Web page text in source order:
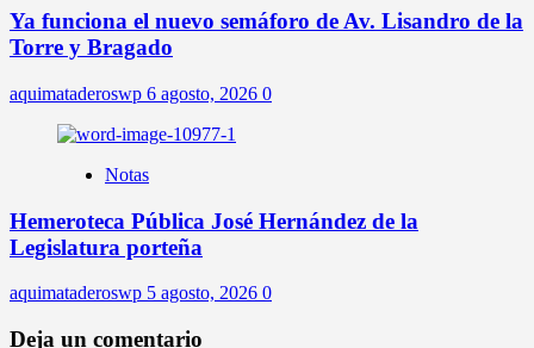
Ya funciona el nuevo semáforo de Av. Lisandro de la
Torre y Bragado
aquimataderoswp 6 agosto, 2026 0
Notas
Hemeroteca Pública José Hernández de la
Legislatura porteña
aquimataderoswp 5 agosto, 2026 0
Deja un comentario